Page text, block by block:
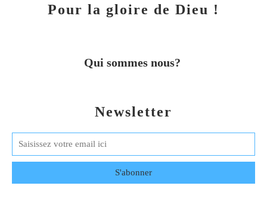
Newsletter
Pour la gloire de Dieu !
Qui sommes nous?